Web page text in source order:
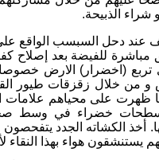
شراء الذبيحة.
عند دحل السبسب الواقع
مباشرة للفيضة بعد إصلاح
(اخضرار) الارض خصوصا
من خلال زقزقات طيور
ظهرت على محياهم علامات
خضراء في وسط
أخذ الكشاته الجدد
يستنشقون هواء بهذا النقاء